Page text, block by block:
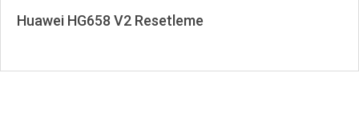
Huawei HG658 V2 Resetleme